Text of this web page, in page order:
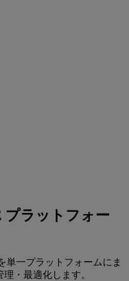
プラットフォー
単一プラットフォームにま
・最適化します。